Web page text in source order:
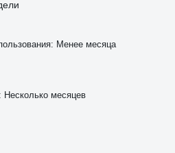
Менее месяца
Несколько месяцев